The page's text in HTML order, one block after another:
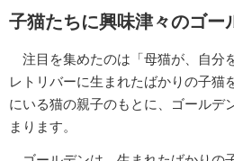
子猫たちに興味津々のゴ
注目を集めたのは「母猫が、自分
レトリバーに生まれたばかりの子猫
にいる猫の親子のもとに、ゴールデ
まります。